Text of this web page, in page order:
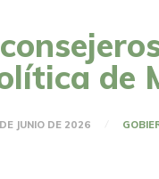
de
JUNIO DE 2026